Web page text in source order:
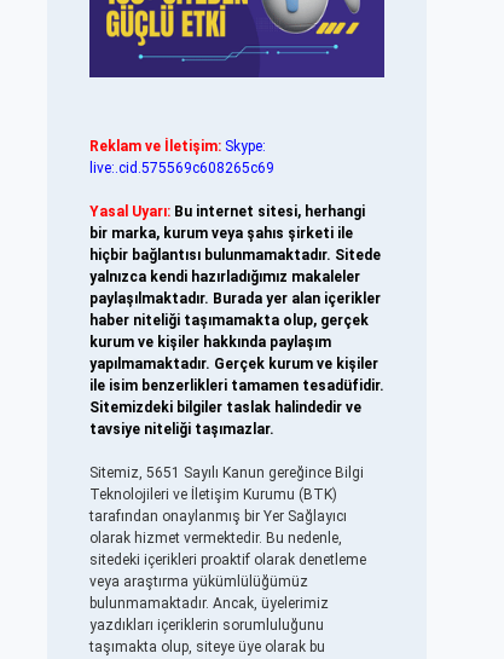
Reklam ve İletişim: Skype:
live:.cid.575569c608265c69
Yasal Uyarı: Bu internet sitesi, herhangi
bir marka, kurum veya şahıs şirketi ile
hiçbir bağlantısı bulunmamaktadır. Sitede
yalnızca kendi hazırladığımız makaleler
paylaşılmaktadır. Burada yer alan içerikler
haber niteliği taşımamakta olup, gerçek
kurum ve kişiler hakkında paylaşım
yapılmamaktadır. Gerçek kurum ve kişiler
ile isim benzerlikleri tamamen tesadüfidir.
Sitemizdeki bilgiler taslak halindedir ve
tavsiye niteliği taşımazlar.
Sitemiz, 5651 Sayılı Kanun gereğince Bilgi
Teknolojileri ve İletişim Kurumu (BTK)
tarafından onaylanmış bir Yer Sağlayıcı
olarak hizmet vermektedir. Bu nedenle,
sitedeki içerikleri proaktif olarak denetleme
veya araştırma yükümlülüğümüz
bulunmamaktadır. Ancak, üyelerimiz
yazdıkları içeriklerin sorumluluğunu
taşımakta olup, siteye üye olarak bu